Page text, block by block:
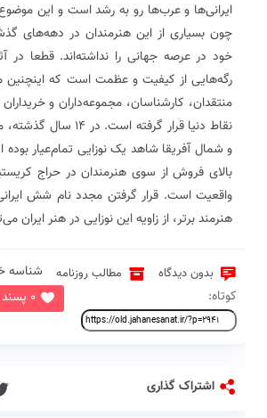
ایرانی‌ها و عرب‌ها رو به رشد است و این
چون بسیاری از این هنرمندان در دهه‌های
خود در عرصه جهانی را نداشته‌اند. قطعا در
رگه‌هایی از کیفیت و عظمت است که اینچنین
منتقدان، کارشناسان، مجموعه‌داران و خریداران
نقاط دنیا قرار گرفته
و شمال آفریقا شاهد یک نوزایی تمام‌عیار
بالای فروش از سوی هنرمندان در حراج
هنرمند برتر، از زاویه این نوزایی در هنر ایران
بدون دیدگاه مطالب روزنامه
0 پسند
شناسه خبر :
کوتاه:
اشتراک گذاری